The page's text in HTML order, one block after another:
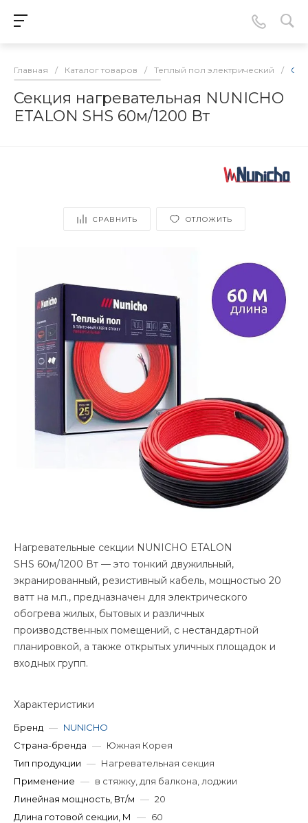
Главная / Каталог товаров / Теплый пол электрический /
Секция нагревательная NUNICHO
ETALON SHS 60м/1200 Вт
СРАВНИТЬ ОТЛОЖИТЬ
Нагревательные секции NUNICHO ETALON
SHS 60м/1200 Вт — это тонкий двужильный,
экранированный, резистивный кабель, мощностью 20
ватт на м.п., предназначен для электрического
обогрева жилых, бытовых и различных
производственных помещений, с нестандартной
планировкой, а также открытых уличных площадок и
входных групп.
Характеристики
Бренд — NUNICHO
Страна-бренда — Южная Корея
Тип продукции — Нагревательная секция
Применение — в стяжку, для балкона, лоджии
Линейная мощность, Вт/м — 20
Длина готовой секции, М
— 60